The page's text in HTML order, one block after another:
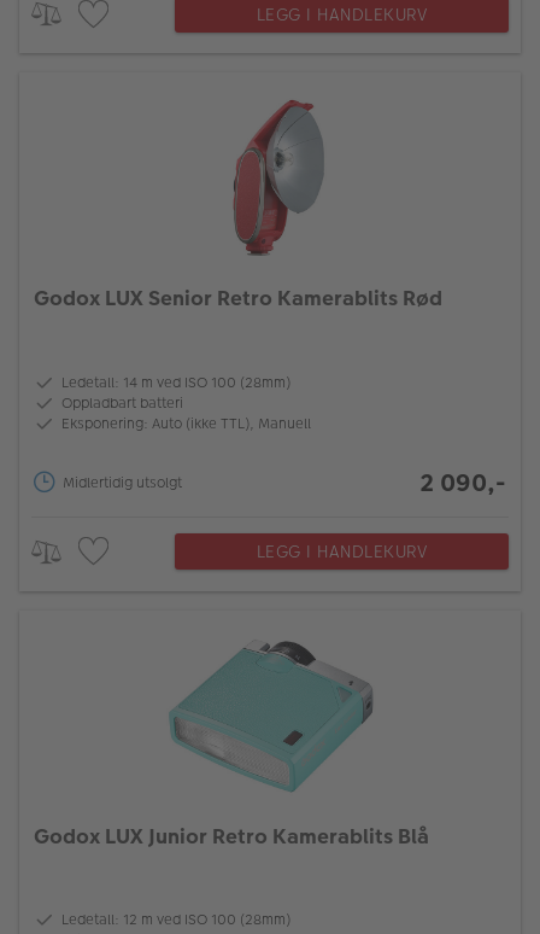
LEGG I HANDLEKURV
Godox LUX Senior Retro Kamerablits Rød
Ledetall: 14 m ved ISO 100 (28mm)
Oppladbart batteri
Eksponering: Auto (ikke TTL), Manuell
Midlertidig utsolgt 2 090,-
LEGG I HANDLEKURV
Godox LUX Junior Retro Kamerablits Blå
Ledetall: 12 m ved ISO 100 (28mm)